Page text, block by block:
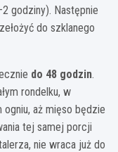
godziny). Następnie
do szklanego
do 48 godzin.
rondelku, w
ogniu, aż mięso będzie
tej samej porcji
nie wraca już do